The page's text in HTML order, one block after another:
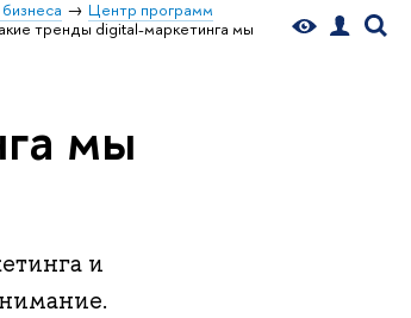
Центр программ
тренды digital-маркетинга мы
мы
и